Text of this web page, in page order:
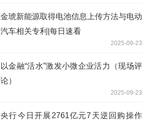
金琥新能源取得电池信息上传方法与电动
汽车相关专利|每日速看
2025-09-23
以金融“活水”激发小微企业活力（现场评
论）
2025-09-23
央行今日开展2761亿元7天逆回购操作